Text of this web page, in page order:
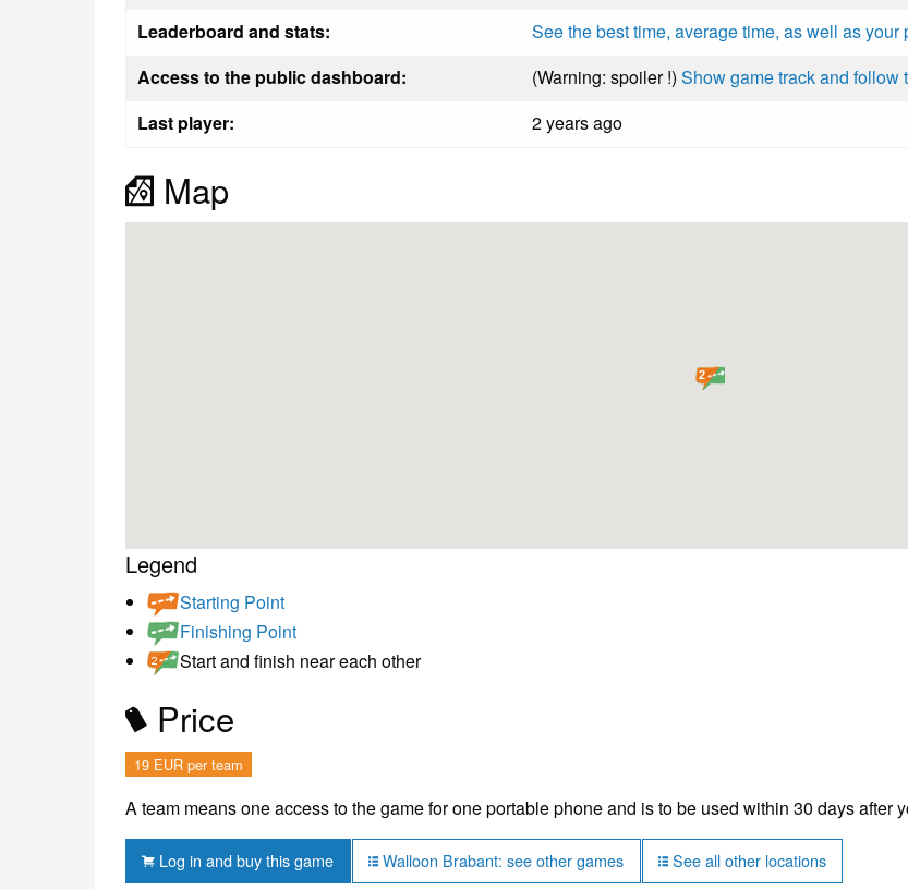
Leaderboard and stats:
See the best time, average time, as well as your
Access to the public dashboard:
(Warning: spoiler !) Show game track and follow
Last player:
2 years ago
Map
2
Legend
Starting Point
Finishing Point
Start and finish near each other
Price
19 EUR per team
A team means one access to the game for one portable phone and is to be used within 30 days after
Log in and buy this game Walloon Brabant: see other games See all other locations